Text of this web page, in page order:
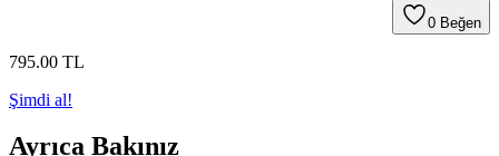
0 Beğen
795.00 TL
Şimdi al!
Ayrıca Bakınız